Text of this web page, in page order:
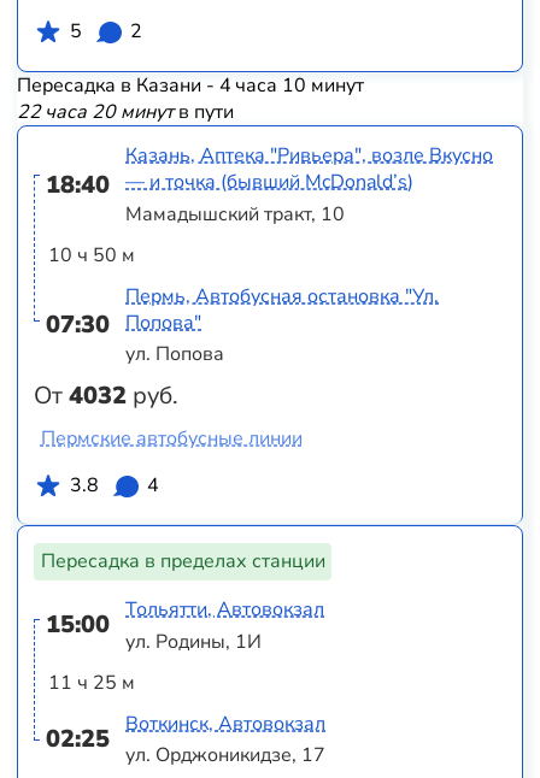
5
2
Пересадка в Казани - 4 часа 10 минут
22 часа 20 минутв пути
18:40
10 ч 50 м
07:30
От4032 руб.
Казань, Аптека "Ривьера", возле Вкусно
— и точка (бывший McDonald’s)
Мамадышский тракт, 10
Пермь, Автобусная остановка "Ул.
Попова"
ул. Попова
Пермские автобусные линии
3.8
4
Пересадка в пределах станции
15:00
11 ч 25 м
02:25
Тольятти, Автовокзал
ул. Родины, 1И
Воткинск, Автовокзал
ул. Орджоникидзе, 17